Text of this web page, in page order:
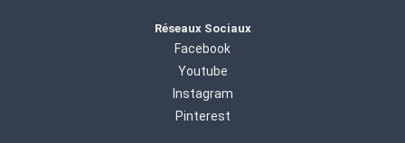
Réseaux Sociaux
Facebook
Youtube
Instagram
Pinterest